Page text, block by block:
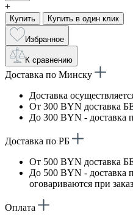
+
Купить Купить в один клик
Избранное
К сравнению
Доставка по Минску
Доставка
От 300 BYN
До 300 BYN - доставка
Доставка по РБ
От 500 BYN
До 500 BYN - доставка
оговариваются при
Оплата